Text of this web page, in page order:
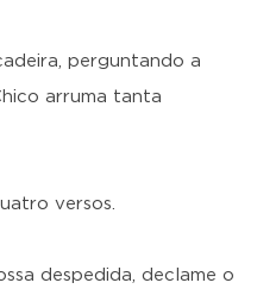
perguntando a
arruma tanta
versos.
despedida, declame o